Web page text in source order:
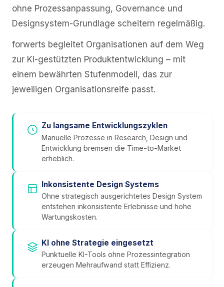
ohne Prozessanpassung, Governance und
Designsystem-Grundlage scheitern regelmäßig.
forwerts begleitet Organisationen auf dem Weg
zur KI-gestützten Produktentwicklung – mit
einem bewährten Stufenmodell, das zur
jeweiligen Organisationsreife passt.
Zu langsame Entwicklungszyklen
Manuelle Prozesse in Research, Design und
Entwicklung bremsen die Time-to-Market
erheblich.
Inkonsistente Design Systems
Ohne strategisch ausgerichtetes Design System
entstehen inkonsistente Erlebnisse und hohe
Wartungskosten.
KI ohne Strategie eingesetzt
Punktuelle KI-Tools ohne Prozessintegration
erzeugen Mehraufwand statt Effizienz.